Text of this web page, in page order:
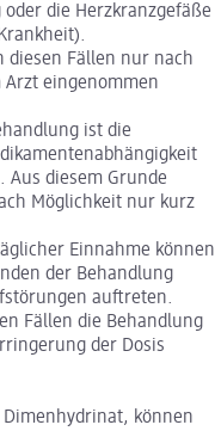
die Herzkranzgefäße
diesen Fällen nur nach
Arzt eingenommen
ist die
Aus diesem Grunde
Möglichkeit nur kurz
Einnahme können
der Behandlung
auftreten.
Fällen die Behandlung
der Dosis
können